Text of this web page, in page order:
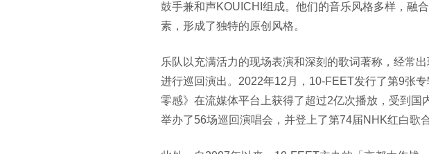
鼓手兼和声KOUICHI 组成。他们的音乐风格多样，融
素，形成了独特的原创风格。
乐队以充满活力的现场表演和深刻的歌词著称，经常出
进行巡回演出。 2022年12 月， 10-FEET发行了第9张
零感》在流媒体平台上获得了超过2亿次播放，受到国
举办了56场巡回演唱会，并登上了第74届NHK红白歌